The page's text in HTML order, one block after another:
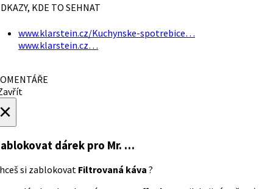
KDE TO SEHNAT
www.klarstein.cz/Kuchynske-spotrebice…
www.klarstein.cz…
dárek pro Mr. …
si zablokovat Filtrovaná káva ?